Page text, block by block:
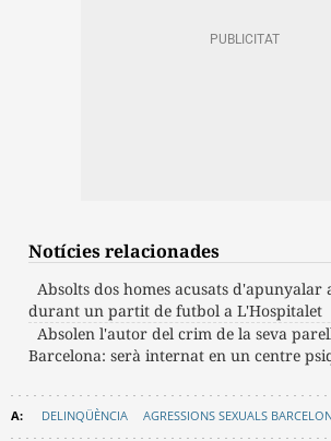
Notícies relacionades
Absolts dos homes acusats
durant un partit de futbol a L'Hospitalet
Absolen l'autor del crim de la seva
Barcelona: serà internat en un centre
DELINQÜÈNCIA AGRESSIONS SEXUALS